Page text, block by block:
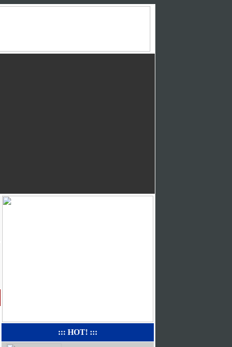
::: HOT! :::